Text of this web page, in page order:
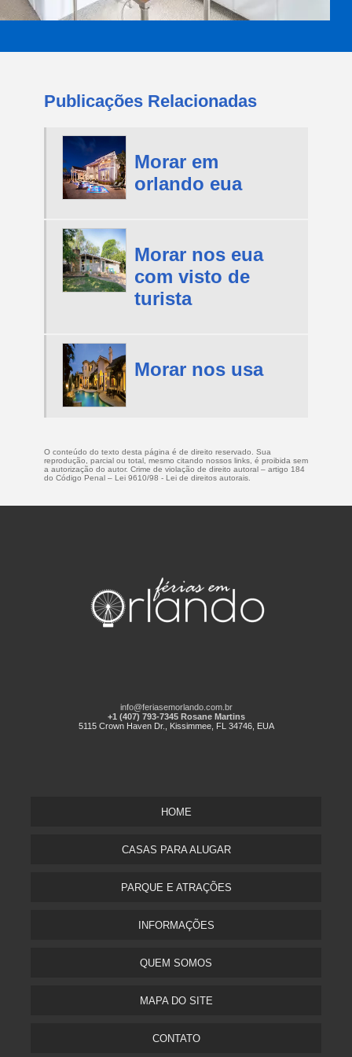
Publicações Relacionadas
Morar em
orlando eua
Morar nos eua
com visto de
turista
Morar nos usa
O conteúdo do texto desta página é de direito reservado. Sua
reprodução, parcial ou total, mesmo citando nossos links, é proibida sem
a autorização do autor. Crime de violação de direito autoral – artigo 184
do Código Penal – Lei 9610/98 - Lei de direitos autorais
info@feriasemorlando.com.br
+1 (407) 793-7345 Rosane Martins
5115 Crown Haven Dr., Kissimmee, FL 34746, EUA
HOME
CASAS PARA ALUGAR
PARQUE E ATRAÇÕES
INFORMAÇÕES
QUEM SOMOS
MAPA DO SITE
CONTATO